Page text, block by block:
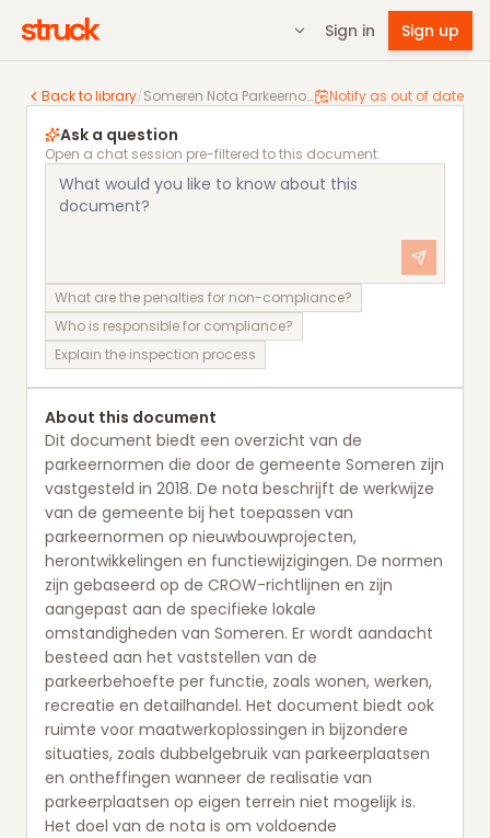
Sign in Sign up
Back to library/ Someren Nota Parkeernormen 2018 Notify as out of date
Someren Nota Parkeernormen 2018
Ask a question
Open a chat session pre-filtered to this document.
What are the penalties for non-compliance?
Who is responsible for compliance?
Explain the inspection process
About this document
Dit document biedt een overzicht van de
parkeernormen die door de gemeente Someren zijn
vastgesteld in 2018. De nota beschrijft de werkwijze
van de gemeente bij het toepassen van
parkeernormen op nieuwbouwprojecten,
herontwikkelingen en functiewijzigingen. De normen
zijn gebaseerd op de CROW-richtlijnen en zijn
aangepast aan de specifieke lokale
omstandigheden van Someren. Er wordt aandacht
besteed aan het vaststellen van de
parkeerbehoefte per functie, zoals wonen, werken,
recreatie en detailhandel. Het document biedt ook
ruimte voor maatwerkoplossingen in bijzondere
situaties, zoals dubbelgebruik van parkeerplaatsen
en ontheffingen wanneer de realisatie van
parkeerplaatsen op eigen terrein niet mogelijk is.
Het doel van de nota is om voldoende